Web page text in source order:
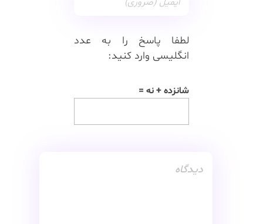
لطفا پاسخ را به عدد
انگلیسی وارد کنید:
شانزده + نه =